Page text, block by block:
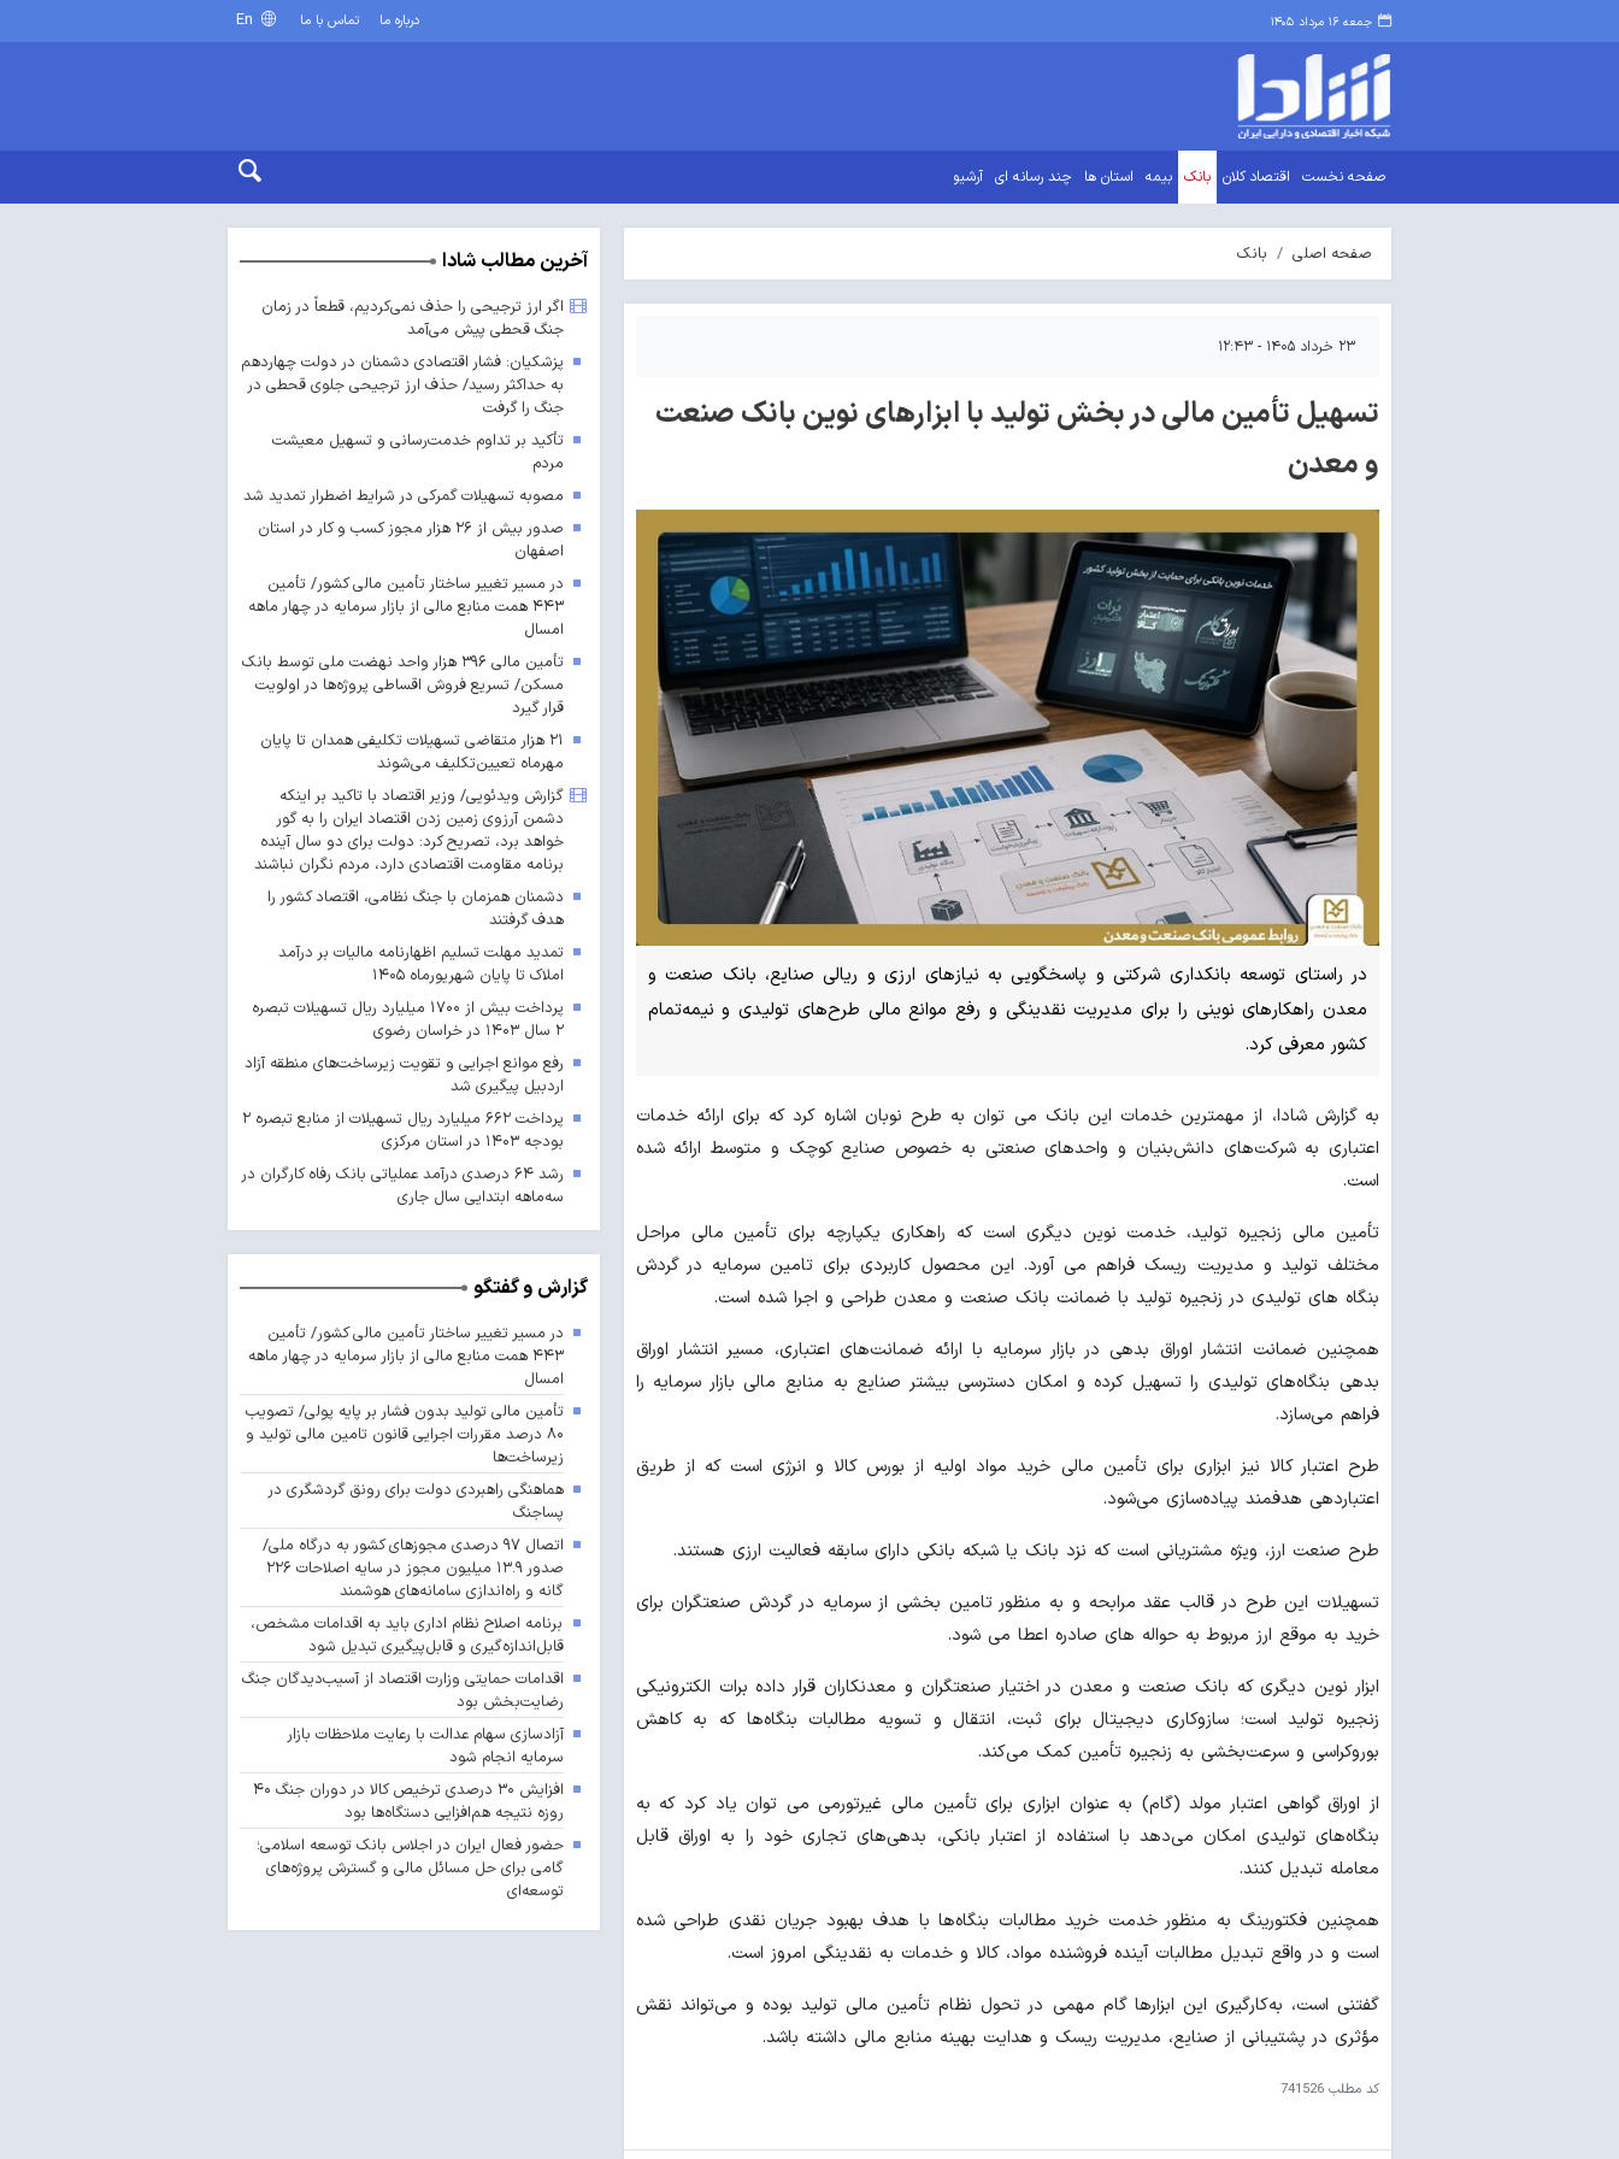
جمعه ۱۶ مرداد ۱۴۰۵ درباره ما تماس با ما
صفحه نخست اقتصاد کلان بانک بیمه استان ها چند رسانه ای آرشیو
صفحه اصلی بانک
۲۳ خرداد ۱۴۰۵ - ۱۲:۴۳
تسهیل تأمین مالی در بخش تولید با ابزارهای نوین بانک صنعت
و معدن
در راستای توسعه بانکداری شرکتی و پاسخگویی به نیازهای ارزی و ریالی صنایع، بانک صنعت و
معدن راهکارهای نوینی را برای مدیریت نقدینگی و رفع موانع مالی طرح‌های تولیدی و نیمه‌تمام
کشور معرفی کرد.
به گزارش شادا، از مهمترین خدمات این بانک می توان به طرح نوبان اشاره کرد که برای ارائه خدمات
اعتباری به شرکت‌های دانش‌بنیان و واحدهای صنعتی به خصوص صنایع کوچک و متوسط ارائه شده
است.
تأمین مالی زنجیره تولید، خدمت نوین دیگری است که راهکاری یکپارچه برای تأمین مالی مراحل
مختلف تولید و مدیریت ریسک فراهم می آورد. این محصول کاربردی برای تامین سرمایه در گردش
بنگاه های تولیدی در زنجیره تولید با ضمانت بانک صنعت و معدن طراحی و اجرا شده است.
همچنین ضمانت انتشار اوراق بدهی در بازار سرمایه با ارائه ضمانت‌های اعتباری، مسیر انتشار اوراق
بدهی بنگاه‌های تولیدی را تسهیل کرده و امکان دسترسی بیشتر صنایع به منابع مالی بازار سرمایه را
فراهم می‌سازد.
طرح اعتبار کالا نیز ابزاری برای تأمین مالی خرید مواد اولیه از بورس کالا و انرژی است که از طریق
اعتباردهی هدفمند پیاده‌سازی می‌شود.
طرح صنعت ارز، ویژه مشتریانی است که نزد بانک یا شبکه بانکی دارای سابقه فعالیت ارزی هستند.
تسهیلات این طرح در قالب عقد مرابحه و به منظور تامین بخشی از سرمایه در گردش صنعتگران برای
خرید به موقع ارز مربوط به حواله های صادره اعطا می شود.
ابزار نوین دیگری که بانک صنعت و معدن در اختیار صنعتگران و معدنکاران قرار داده برات الکترونیکی
زنجیره تولید است؛ سازوکاری دیجیتال برای ثبت، انتقال و تسویه مطالبات بنگاه‌ها که به کاهش
بوروکراسی و سرعت‌بخشی به زنجیره تأمین کمک می‌کند.
از اوراق گواهی اعتبار مولد (گام) به عنوان ابزاری برای تأمین مالی غیرتورمی می توان یاد کرد که به
بنگاه‌های تولیدی امکان می‌دهد با استفاده از اعتبار بانکی، بدهی‌های تجاری خود را به اوراق قابل
معامله تبدیل کنند.
همچنین فکتورینگ به منظور خدمت خرید مطالبات بنگاه‌ها با هدف بهبود جریان نقدی طراحی شده
است و در واقع تبدیل مطالبات آینده فروشنده مواد، کالا و خدمات به نقدینگی امروز است.
گفتنی است، به‌کارگیری این ابزارها گام مهمی در تحول نظام تأمین مالی تولید بوده و می‌تواند نقش
مؤثری در پشتیبانی از صنایع، مدیریت ریسک و هدایت بهینه منابع مالی داشته باشد.
کد مطلب 741526
آخرین مطالب شادا
اگر ارز ترجیحی را حذف نمی‌کردیم، قطعاً در زمان
جنگ قحطی پیش می‌آمد
پزشکیان: فشار اقتصادی دشمنان در دولت چهاردهم
به حداکثر رسید/ حذف ارز ترجیحی جلوی قحطی در
جنگ را گرفت
تأکید بر تداوم خدمت‌رسانی و تسهیل معیشت
مردم
مصوبه تسهیلات گمرکی در شرایط اضطرار تمدید شد
صدور بیش از ۲۶ هزار مجوز کسب‌ و کار در استان
اصفهان
در مسیر تغییر ساختار تأمین مالی کشور/ تأمین
۴۴۳ همت منابع مالی از بازار سرمایه در چهار ماهه
امسال
تأمین مالی ۳۹۶ هزار واحد نهضت ملی توسط بانک
مسکن/ تسریع فروش اقساطی پروژه‌ها در اولویت
قرار گیرد
۲۱ هزار متقاضی تسهیلات تکلیفی همدان تا پایان
مهرماه تعیین‌تکلیف می‌شوند
گزارش ویدئویی/ وزیر اقتصاد با تاکید بر اینکه
دشمن آرزوی زمین زدن اقتصاد ایران را به گور
خواهد برد، تصریح کرد: دولت برای دو سال آینده
برنامه مقاومت اقتصادی دارد، مردم نگران نباشند
دشمنان همزمان با جنگ نظامی، اقتصاد کشور را
هدف گرفتند
تمدید مهلت تسلیم اظهارنامه مالیات بر درآمد
املاک تا پایان شهریورماه ۱۴۰۵
پرداخت بیش از ۱۷۰۰ میلیارد ریال تسهیلات تبصره
۲ سال ۱۴۰۳ در خراسان رضوی
رفع موانع اجرایی و تقویت زیرساخت‌های منطقه آزاد
اردبیل پیگیری شد
پرداخت ۶۶۲ میلیارد ریال تسهیلات از منابع تبصره ۲
بودجه ۱۴۰۳ در استان مرکزی
رشد ۶۴ درصدی درآمد عملیاتی بانک رفاه کارگران در
سه‌ماهه ابتدایی سال جاری
گزارش و گفتگو
در مسیر تغییر ساختار تأمین مالی کشور/ تأمین
۴۴۳ همت منابع مالی از بازار سرمایه در چهار ماهه
امسال
تأمین مالی تولید بدون فشار بر پایه پولی/ تصویب
۸۰ درصد مقررات اجرایی قانون تامین مالی تولید و
زیرساخت‌ها
هماهنگی راهبردی دولت برای رونق گردشگری در
پساجنگ
اتصال ۹۷ درصدی مجوزهای کشور به درگاه ملی/
صدور ۱۳.۹ میلیون مجوز در سایه اصلاحات ۲۲۶
گانه و راه‌اندازی سامانه‌های هوشمند
برنامه اصلاح نظام اداری باید به اقدامات مشخص،
قابل‌اندازه‌گیری و قابل‌پیگیری تبدیل شود
اقدامات حمایتی وزارت اقتصاد از آسیب‌دیدگان جنگ
رضایت‌بخش بود
آزادسازی سهام عدالت با رعایت ملاحظات بازار
سرمایه انجام شود
افزایش ۳۰ درصدی ترخیص کالا در دوران جنگ ۴۰
روزه نتیجه هم‌افزایی دستگاه‌ها بود
حضور فعال ایران در اجلاس بانک توسعه اسلامی؛
گامی برای حل مسائل مالی و گسترش پروژه‌های
توسعه‌ای